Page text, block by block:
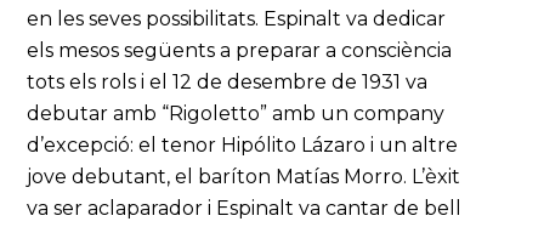
en les seves possibilitats. Espinalt va dedicar
els mesos següents a preparar a consciència
tots els rols i el 12 de desembre de 1931 va
debutar amb “Rigoletto” amb un company
d’excepció: el tenor Hipólito Lázaro i un altre
jove debutant, el baríton Matías Morro. L’èxit
va ser aclaparador i Espinalt va cantar de bell